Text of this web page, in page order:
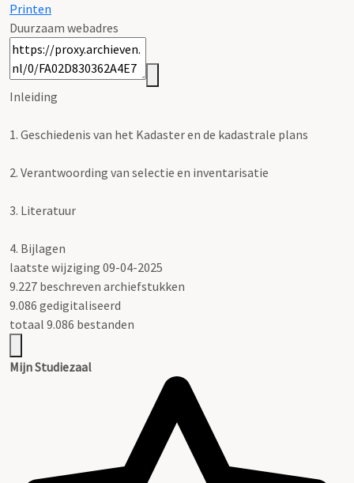
Printen
Duurzaam webadres
Inleiding
1. Geschiedenis van het Kadaster en de kadastrale plans
2. Verantwoording van selectie en inventarisatie
3. Literatuur
4. Bijlagen
laatste wijziging 09-04-2025
9.227 beschreven archiefstukken
9.086 gedigitaliseerd
totaal 9.086 bestanden
Mijn Studiezaal